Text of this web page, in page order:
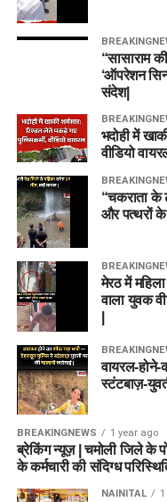
“सासाराम
‘ऑपरेशन
संदेश|
भदोही में
वीडियो
“चकराता के
और पत्थरों के
मेरठ में
वाला युवक
वायरल-
स्टंटबाज़-
BREAKINGNEWS 1 year ago
ब्रेकिंग न्यूज़ | चमोली जिले के
के कर्मचारी की संदिग्ध
NAINITAL